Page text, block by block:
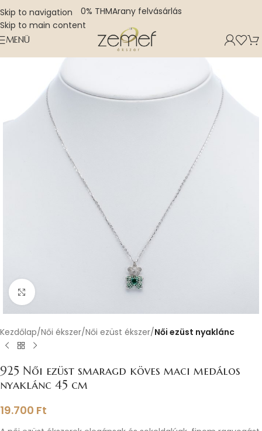
Skip to navigation
Skip to main content
0% THMArany felvásárlás
MENÜ
Nagyításhoz kattints ide
Kezdőlap Női ékszer Női ezüst ékszer Női ezüst nyaklánc
925 Női ezüst smaragd köves maci medálos
nyaklánc 45 cm
19.700 Ft